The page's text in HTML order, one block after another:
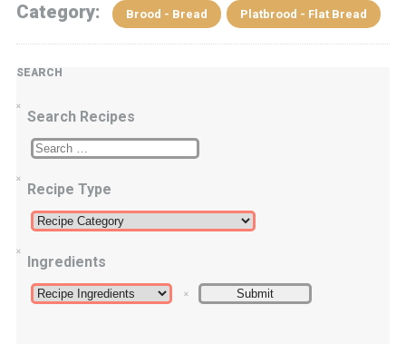
Category: Brood - Bread Platbrood - Flat Bread
SEARCH
Search Recipes
Recipe Type
Ingredients